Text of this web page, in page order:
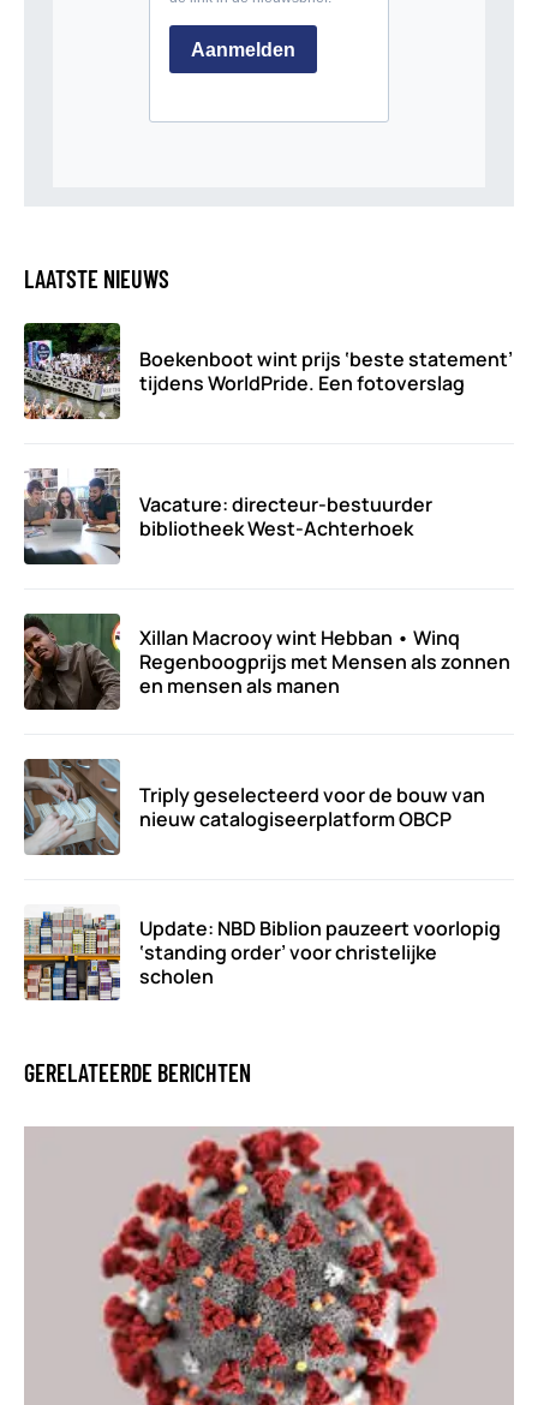
LAATSTE NIEUWS
Boekenboot wint prijs ‘beste statement’
tijdens WorldPride. Een fotoverslag
Vacature: directeur-bestuurder
bibliotheek West-Achterhoek
Xillan Macrooy wint Hebban • Winq
Regenboogprijs met Mensen als zonnen
en mensen als manen
Triply geselecteerd voor de bouw van
nieuw catalogiseerplatform OBCP
Update: NBD Biblion pauzeert voorlopig
‘standing order’ voor christelijke
scholen
GERELATEERDE BERICHTEN